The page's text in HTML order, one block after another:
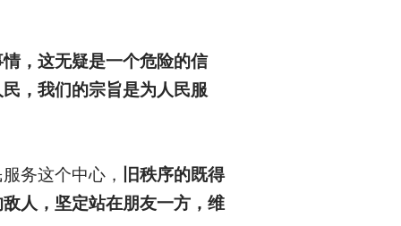
，这无疑是一个危险的信
，我们的宗旨是为人民服
务这个中心，
旧秩序的既得
人，坚定站在朋友一方，维